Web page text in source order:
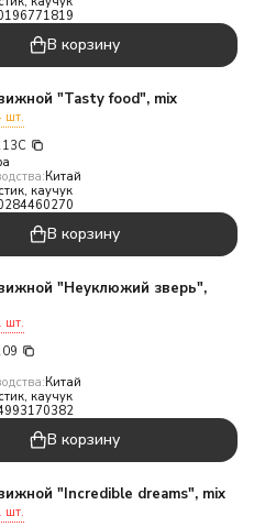
В корзину
"Tasty food", mix
шт.
Китай
каучук
В корзину
"Неуклюжий зверь",
шт.
Китай
каучук
В корзину
"Incredible dreams", mix
шт.